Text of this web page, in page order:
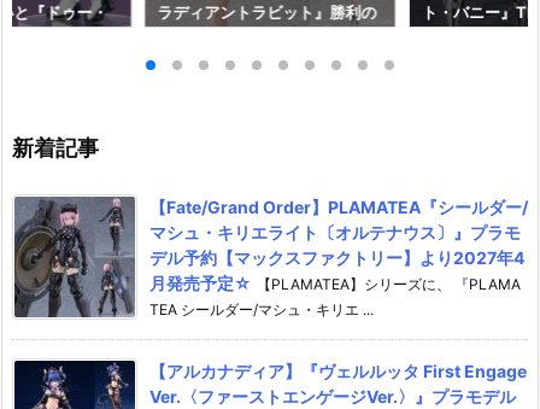
と『ドゥー・
ラディアントラビット』勝利の
約【フリーイング】より2026
ト・バニー』
新着記事
【Fate/Grand Order】PLAMATEA『シールダー/
マシュ・キリエライト〔オルテナウス〕』プラモ
デル予約【マックスファクトリー】より2027年4
月発売予定☆
【PLAMATEA】シリーズに、 『PLAMA
TEA シールダー/マシュ・キリエ ...
【アルカナディア】『ヴェルルッタ First Engage
Ver.〈ファーストエンゲージVer.〉』プラモデル